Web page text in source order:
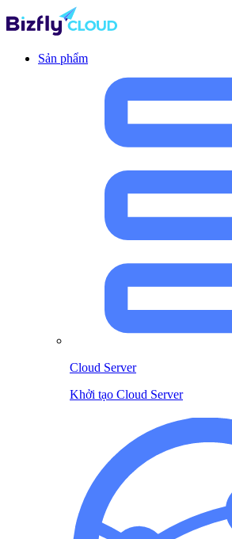
Sản phẩm
Cloud Server
Khởi tạo Cloud Server